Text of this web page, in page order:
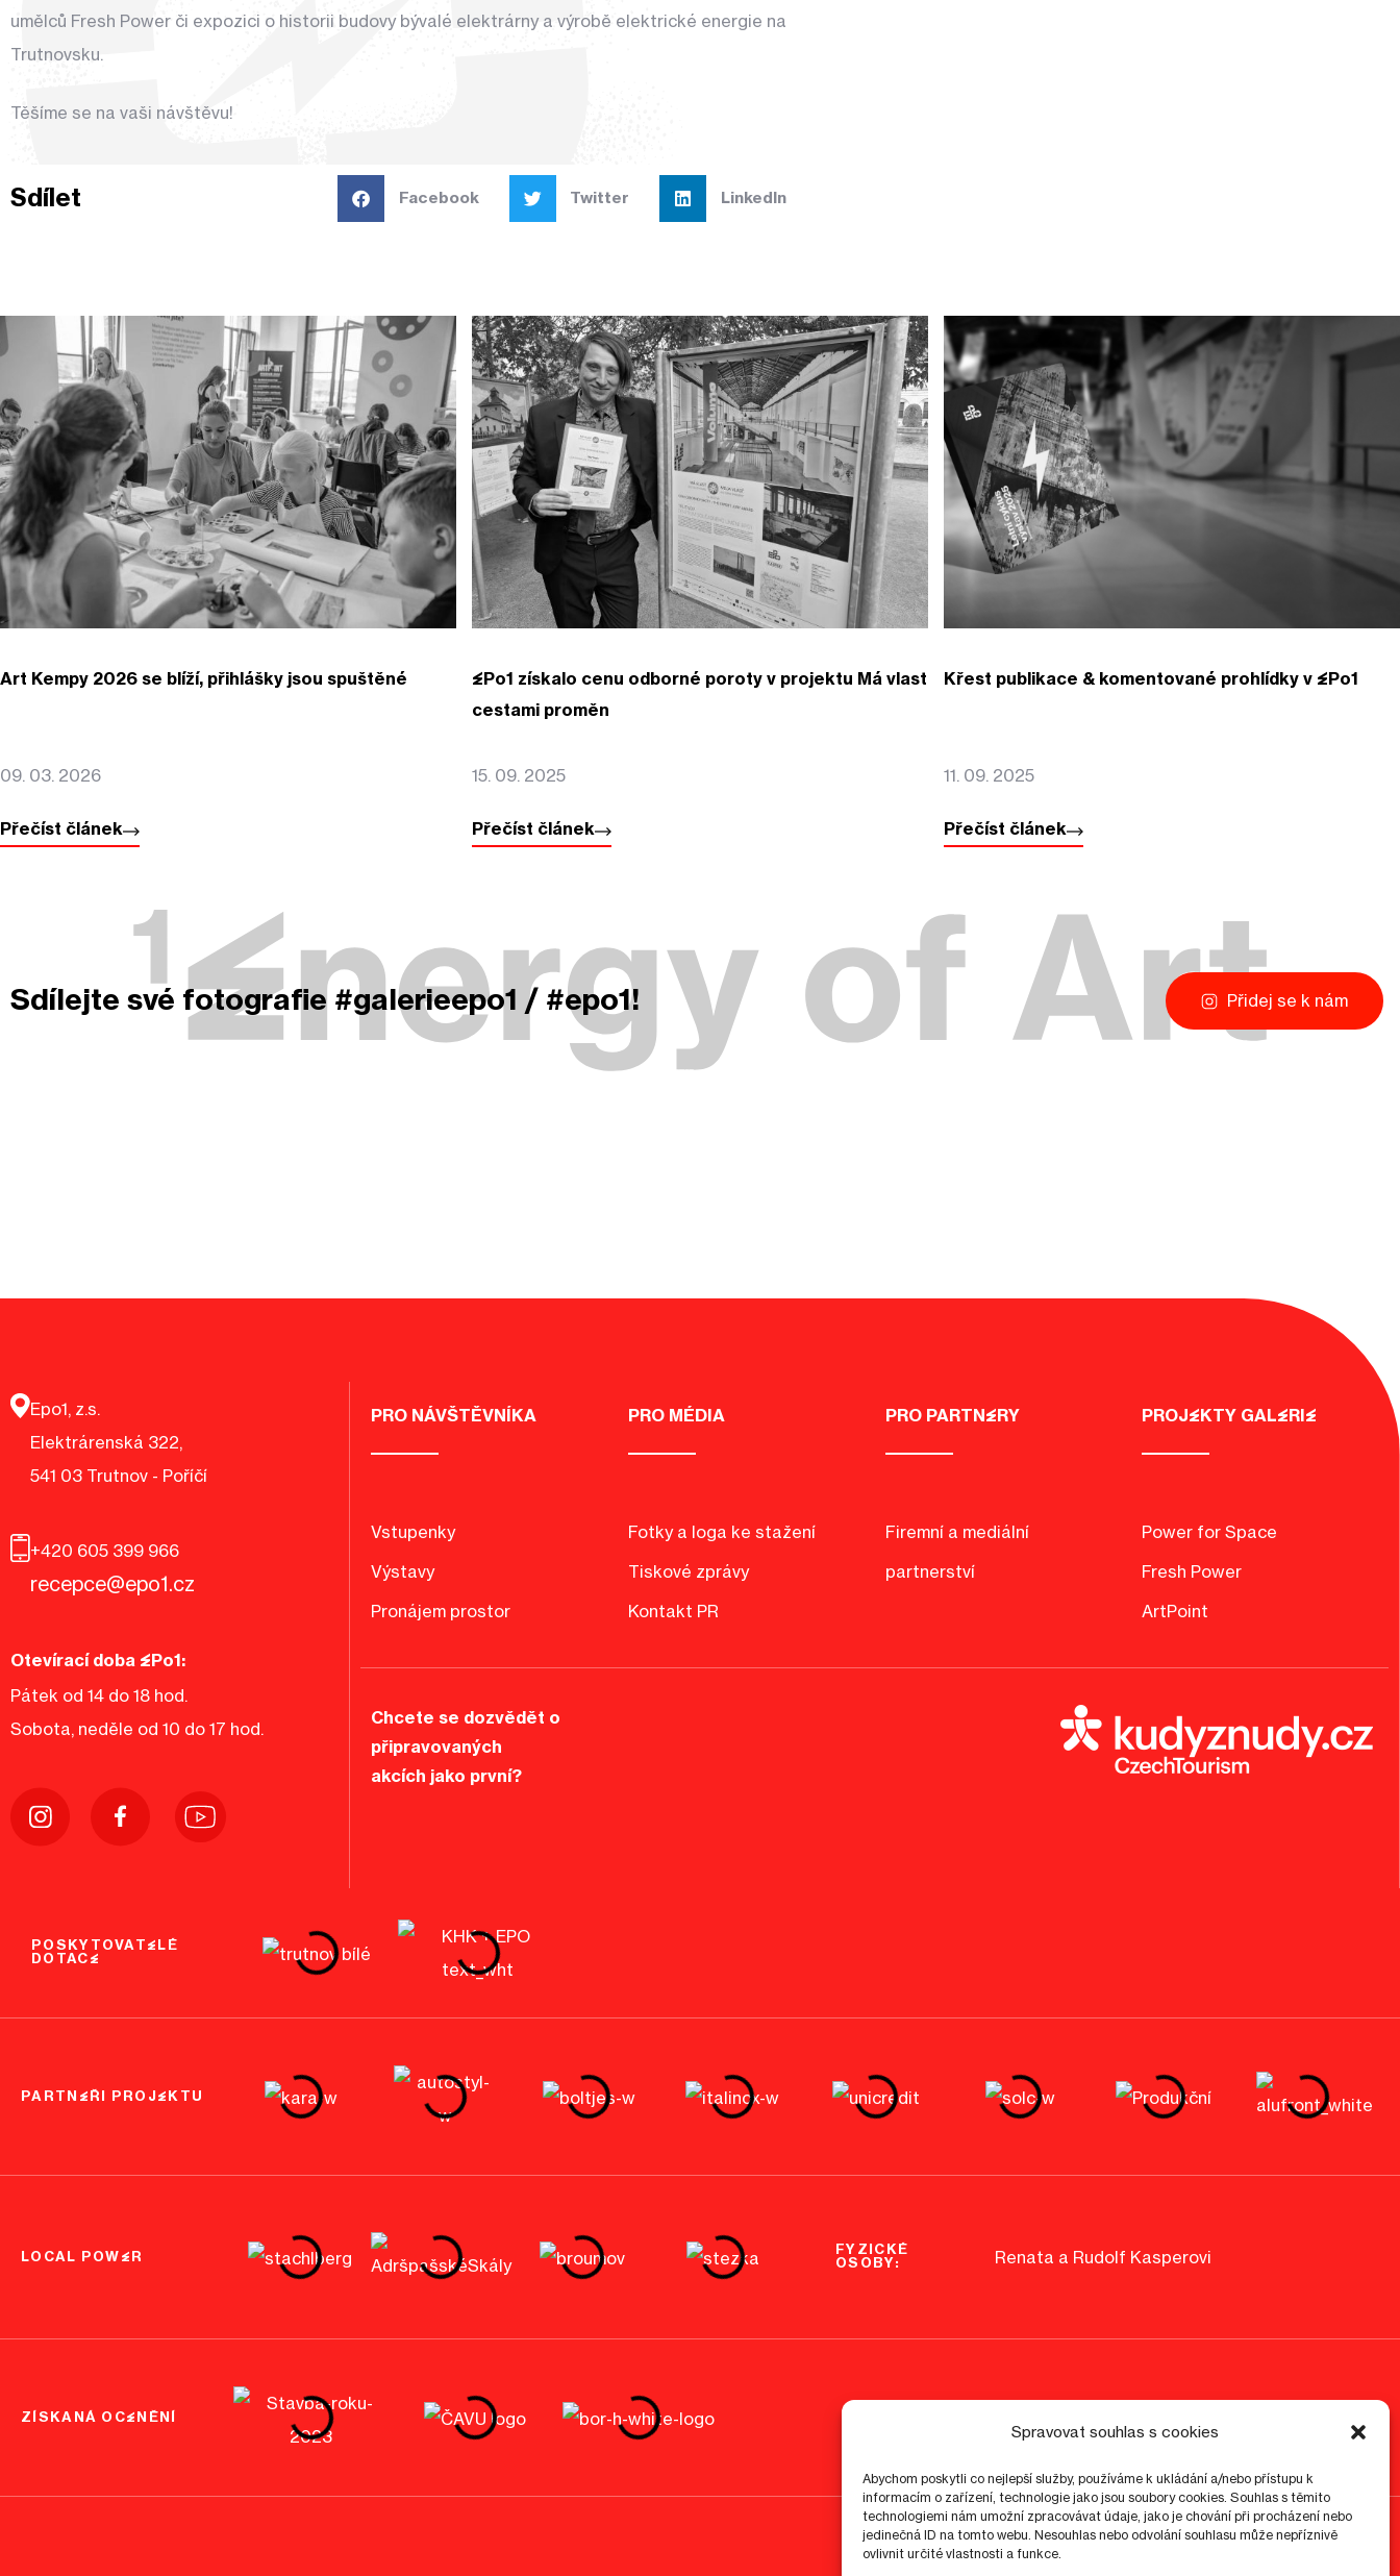
Spravovat souhlas s cookies
Abychom poskytli co nejlepší služby, používáme k ukládání a/nebo přístupu k
informacím o zařízení, technologie jako jsou soubory cookies. Souhlas s těmito
technologiemi nám umožní zpracovávat údaje, jako je chování při procházení nebo
jedinečná ID na tomto webu. Nesouhlas nebo odvolání souhlasu může nepříznivě
ovlivnit určité vlastnosti a funkce.
umělců Fresh Power či expozici o historii budovy bývalé elektrárny a výrobě elektrické energie na
Trutnovsku.
Těšíme se na vaši návštěvu!
Sdílet Facebook Twitter LinkedIn
Art Kempy 2026 se blíží, přihlášky jsou spuštěné
09. 03. 2026
Přečíst článek
EPo1 získalo cenu odborné poroty v projektu Má vlast
cestami proměn
15. 09. 2025
Přečíst článek
Křest publikace & komentované prohlídky v EPo1
11. 09. 2025
Přečíst článek
Sdílejte své fotografie #galerieepo1 / #epo1! Přidej se k nám
Epo1, z.s.
Elektrárenská 322,
541 03 Trutnov - Poříčí
+420 605 399 966
recepce@epo1.cz
Otevírací doba EPo1:
Pátek od 14 do 18 hod.
Sobota, neděle od 10 do 17 hod.
PRO NÁVŠTĚVNÍKA
Vstupenky
Výstavy
Pronájem prostor
PRO MÉDIA
Fotky a loga ke stažení
Tiskové zprávy
Kontakt PR
PRO PARTNERY
Firemní a mediální
partnerství
PROJEKTY GALERIE
Power for Space
Fresh Power
ArtPoint
Chcete se dozvědět o
připravovaných
akcích jako první?
POSKYTOVATELÉ
DOTACE
PARTNEŘI PROJEKTU
LOCAL POWER
FYZICKÉ
OSOBY:
Renata a Rudolf Kasperovi
ZÍSKANÁ OCENĚNÍ